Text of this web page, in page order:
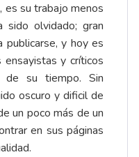
su trabajo menos
sido olvidado; gran
y hoy es
y críticos
de su tiempo. Sin
oscuro y dificil de
un poco más de un
en sus páginas